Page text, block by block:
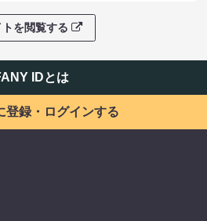
を閲覧する
IDとは
登録・ログインする